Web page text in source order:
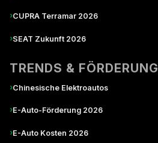
›CUPRA Terramar 2026
›SEAT Zukunft 2026
TRENDS & FÖRDERUNG
›Chinesische Elektroautos
›E-Auto-Förderung 2026
›E-Auto Kosten 2026